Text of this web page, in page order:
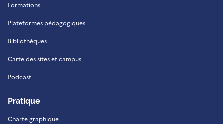
Formations
Plateformes pédagogiques
Bibliothèques
Carte des sites et campus
Podcast
Pratique
Charte graphique